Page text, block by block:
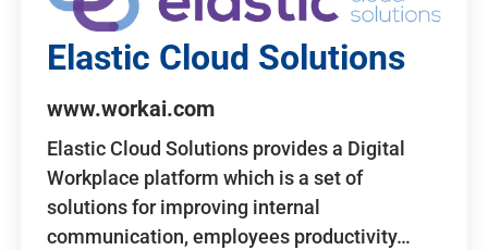
Elastic Cloud Solutions
www.workai.com
Elastic Cloud Solutions provides a Digital
Workplace platform which is a set of
solutions for improving internal
communication, employees productivity…